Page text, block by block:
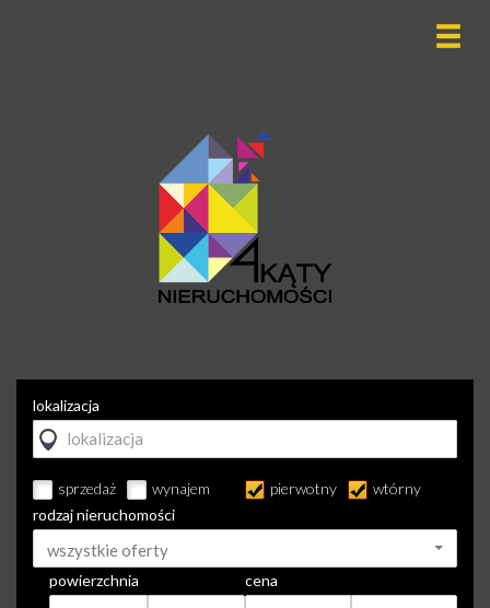
lokalizacja
sprzedaż wynajem pierwotny
wtórny
rodzaj nieruchomości
wszystkie oferty
powierzchnia cena